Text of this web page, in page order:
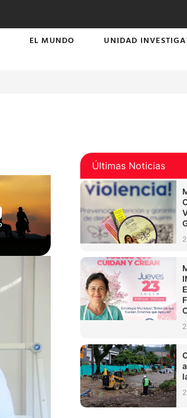
EL MUNDO UNIDAD
Últimas Noticias